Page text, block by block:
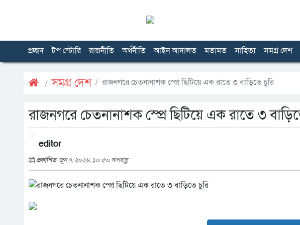
প্রচ্ছদ টপ স্টোরি রাজনীতি অর্থনীতি আইন আদালত মতামত সাহিত্য সমগ্র দেশ
সমগ্র দেশ রাজনগরে চেতনানাশক স্প্রে ছিটিয়ে এক রাতে ৩ বাড়িতে চুরি
রাজনগরে চেতনানাশক স্প্রে ছিটিয়ে এক রাতে ৩
editor
প্রকাশিত জুন ৭, ২০২৬, ১০:৫০ অপরাহ্ণ